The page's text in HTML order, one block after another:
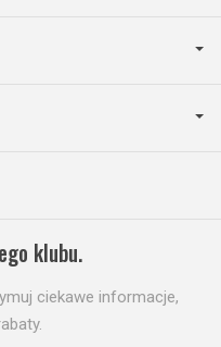
klubu.
ciekawe informacje,